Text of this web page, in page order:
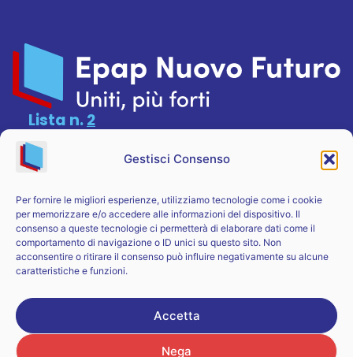
Gestisci Consenso
Per fornire le migliori esperienze, utilizziamo tecnologie come i cookie
per memorizzare e/o accedere alle informazioni del dispositivo. Il
consenso a queste tecnologie ci permetterà di elaborare dati come il
comportamento di navigazione o ID unici su questo sito. Non
acconsentire o ritirare il consenso può influire negativamente su alcune
caratteristiche e funzioni.
Accetta
Nega
Lista n.2
CONTATTI
Chimici & Fisici
Geologi
SITEMAP
La squadra
Il programma
Elezioni
Contatti
Cookie policy